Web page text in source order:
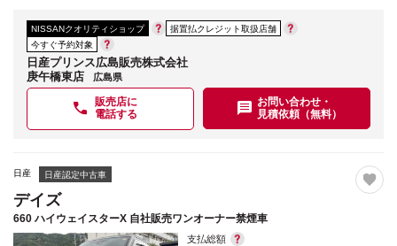
NISSANクオリティショップ
据置払クレジット取扱店舗
今すぐ予約対象
日産プリンス広島販売株式会社
庚午橋東店
広島県
販売店に
電話する
お問い合わせ・
見積依頼（無料）
日産 日産認定中古車
デイズ
660 ハイウェイスターX 自社販売ワンオーナー禁煙車
支払総額